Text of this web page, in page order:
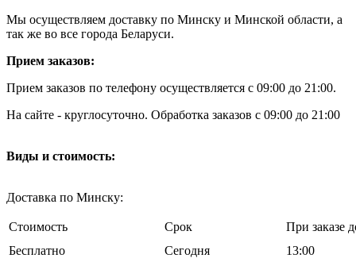
Мы осуществляем доставку по Минску и Минской области, а
так же во все города Беларуси.
Прием заказов:
Прием заказов по телефону осуществляется с 09:00 до 21:00.
На сайте - круглосуточно. Обработка заказов с 09:00 до 21:00
Виды и стоимость:
Доставка по Минску:
Стоимость Срок
При заказе
Бесплатно
Cегодня 13:00